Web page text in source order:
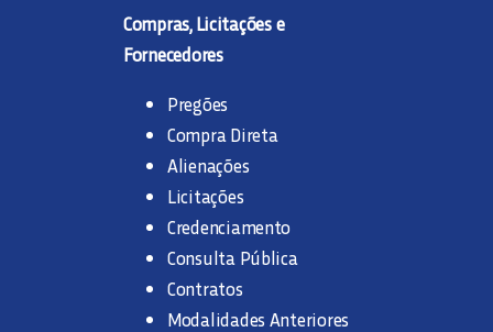
Compras, Licitações e
Fornecedores
Pregões
Compra Direta
Alienações
Licitações
Credenciamento
Consulta Pública
Contratos
Modalidades Anteriores